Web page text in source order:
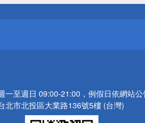
一至週日 09:00-21:00，例假日依網站
北市北投區大業路136號5樓 (台灣)